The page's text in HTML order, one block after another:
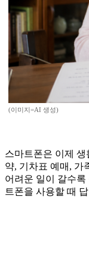
(이미지=AI 생성)
스마트폰은 이제 생
약, 기차표 예매, 가
어려운 일이 갈수
트폰을 사용할 때